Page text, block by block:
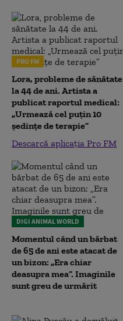
PRO FM
Lora, probleme de sănătate
la 44 de ani. Artista a
publicat raportul medical:
„Urmează cel puțin 10
ședințe de terapie”
Descarcă aplicația Pro FM
DIGI ANIMAL WORLD
Momentul când un bărbat
de 65 de ani este atacat de
un bizon: „Era chiar
deasupra mea”. Imaginile
sunt greu de urmărit